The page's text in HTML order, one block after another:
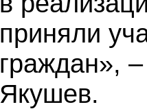
приняли
граждан»,
Якушев.